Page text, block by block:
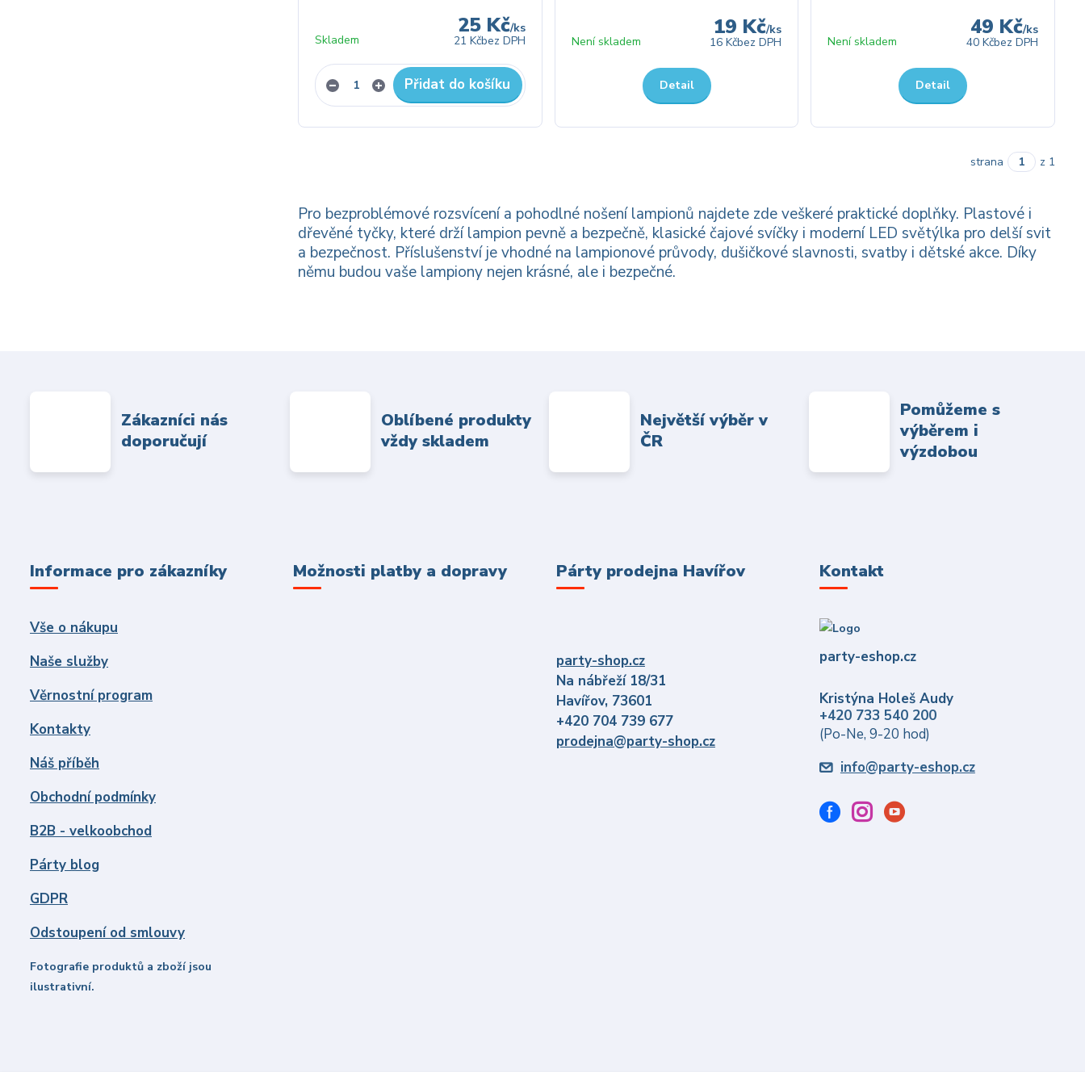
25 Kč/ks
21 Kčbez DPH
Skladem
Přidat do košíku
19 Kč/ks
16 Kčbez DPH
Není skladem
Detail
49 Kč/ks
40 Kčbez DPH
Není skladem
Detail
strana z 1
Pro bezproblémové rozsvícení a pohodlné nošení lampionů najdete zde veškeré praktické doplňky. Plastové i
dřevěné tyčky, které drží lampion pevně a bezpečně, klasické čajové svíčky i moderní LED světýlka pro delší svit
a bezpečnost. Příslušenství je vhodné na lampionové průvody, dušičkové slavnosti, svatby i dětské akce. Díky
němu budou vaše lampiony nejen krásné, ale i bezpečné.
Zákazníci nás
doporučují
Oblíbené produkty
vždy skladem
Největší výběr v
ČR
Pomůžeme s
výběrem i
výzdobou
Informace pro zákazníky
Vše o nákupu
Naše služby
Věrnostní program
Kontakty
Náš příběh
Obchodní podmínky
B2B - velkoobchod
Párty blog
GDPR
Odstoupení od smlouvy
Fotografie produktů a zboží jsou
ilustrativní.
Možnosti platby a dopravy Párty prodejna Havířov
party-shop.cz
Na nábřeží 18/31
Havířov, 73601
+420 704 739 677
prodejna@party-shop.cz
Kontakt
party-eshop.cz
Kristýna Holeš Audy
+420 733 540 200
(Po-Ne, 9-20 hod)
info@party-eshop.cz